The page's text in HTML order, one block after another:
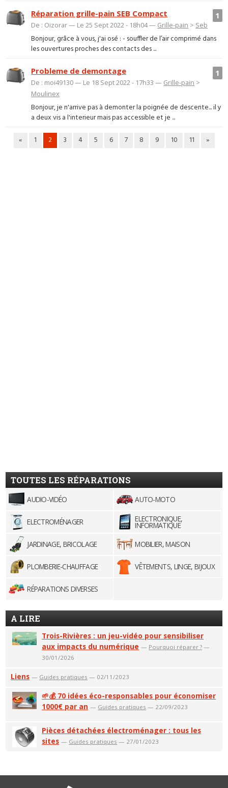
1
Réparation grille-pain SEB Compact
De : Oizorar — Le 25 Sept 2022 - 18h04 — Grille-pain > Seb
Bonjour, grâce à vous, j'ai osé : - souffler de l’air comprimé dans
les ouvertures proches des contacts des ...
1
Probleme de demontage
De : moi49130 — Le 18 Sept 2022 - 17h33 — Grille-pain >
Moulinex
Bonjour, je n'arrive pas à demonter la poignée de descente... il y
a deux vis a l'interieur mais pas accessible et je ...
« 1 2 3 4 5 6 7 8 9 10 11 »
TOUTES LES RÉPARATIONS
AUDIO-VIDÉO AUTO-MOTO
ELECTROMÉNAGER ELECTRONIQUE,
INFORMATIQUE
JARDINAGE, BRICOLAGE
MOBILIER, MAISON
PLOMBERIE-CHAUFFAGE VÊTEMENTS, LINGE, BIJOUX
RÉPARATIONS DIVERSES
A LIRE
Trois-Rivières : un jeu-vidéo pour sensibiliser
aux impacts du numérique — Pourquoi réparer ? —
30/01/2026
Liens — Guides pratiques — 02/11/2023
🌱💰 70 idées éco-responsables pour économiser
1000€ par an — Guides pratiques — 22/09/2023
Pièces détachées électroménager : tous les
sites — Guides pratiques — 27/01/2023